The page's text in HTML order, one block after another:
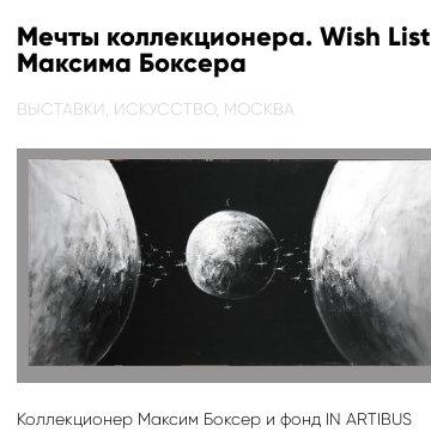
Мечты коллекционера. Wish List
Максима Боксера
ВЫСТАВКИ, ИСКУССТВО, МОСКВА
Коллекционер Максим Боксер и фонд IN ARTIBUS